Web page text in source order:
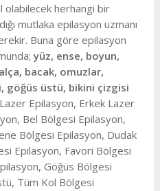
olabilecek herhangi bir
mutlaka epilasyon uzmanı
Buna göre epilasyon
yüz, ense, boyun,
bacak, omuzlar,
göğüs üstü, bikini çizgisi
Epilasyon, Erkek Lazer
Bel Bölgesi Epilasyon,
Bölgesi Epilasyon, Dudak
Epilasyon, Favori Bölgesi
Göğüs Bölgesi
Tüm Kol Bölgesi